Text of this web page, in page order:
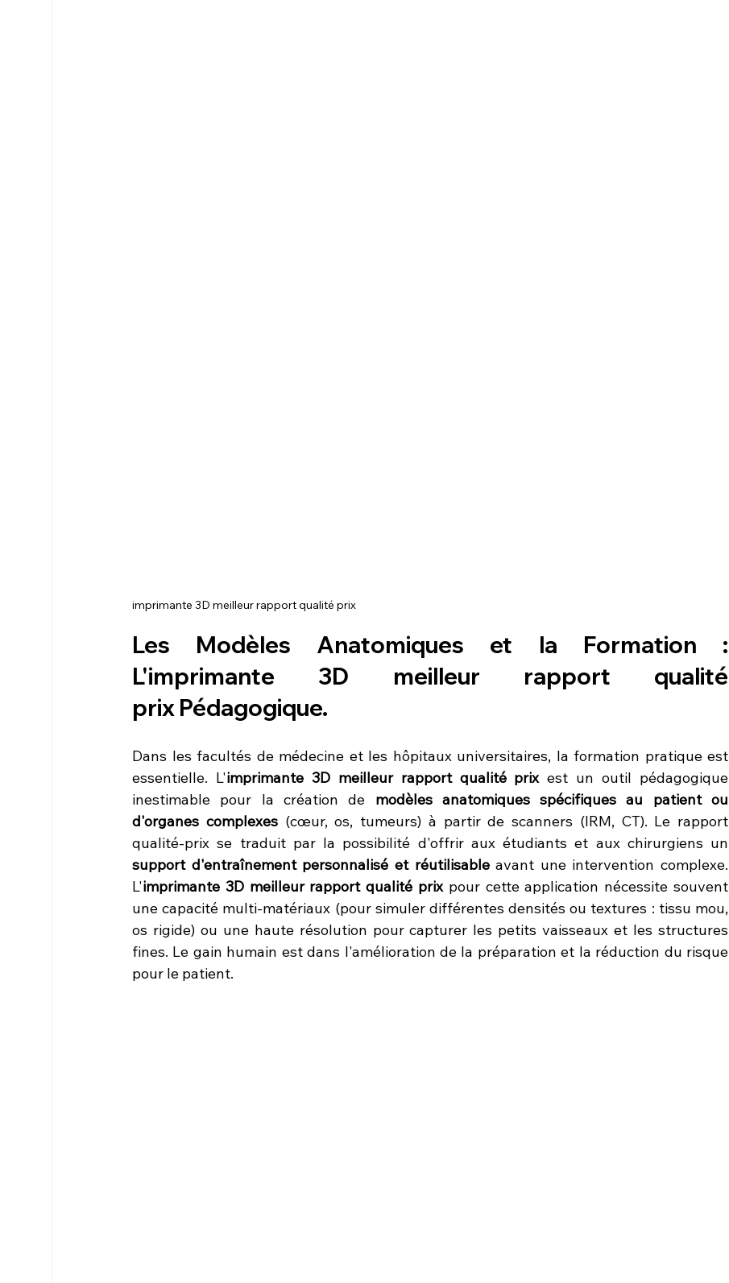
imprimante 3D meilleur rapport qualité prix
Les Modèles Anatomiques et la Formation :
L'imprimante 3D meilleur rapport qualité
prix Pédagogique.
Dans les facultés de médecine et les hôpitaux universitaires, la formation pratique est
essentielle. L'imprimante 3D meilleur rapport qualité prix est un outil pédagogique
inestimable pour la création de modèles anatomiques spécifiques au patient ou
d'organes complexes (cœur, os, tumeurs) à partir de scanners (IRM, CT). Le rapport
support d'entraînement personnalisé et réutilisable avant une intervention complexe.
L'imprimante 3D meilleur rapport qualité prix pour cette application nécessite souvent
une capacité multi-matériaux (pour simuler différentes densités ou textures : tissu mou,
os rigide) ou une haute résolution pour capturer les petits vaisseaux et les structures
fines. Le gain humain est dans l'amélioration de la préparation et la réduction du risque
pour le patient.